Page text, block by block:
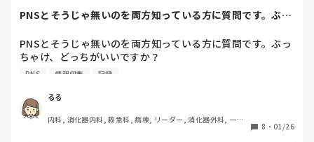
自分が情けなくて情けなくて😭
こんなバカな私をせめて笑い飛ばしてください笑
PNSとそうじゃ無いのを両方知っている方に質問です。ぶっ
PNSとそうじゃ無いのを両方知っている方に質問です。ぶっ
ちゃけ、どっちがいいですか？
後、PNSを廃止しました。
私は、そのPNSを廃止した病棟からまだPNSをやっている病
棟に9月に異動してきました。
PNS 情報収集 記録
るる
内科, 消化器内科, 救急科, 病棟, リーダー, 消化器外科, 一般
8 ・ 01/26